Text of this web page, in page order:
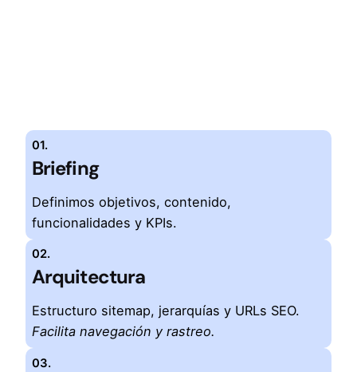
01.
Briefing
Definimos objetivos, contenido,
funcionalidades y KPIs.
02.
Arquitectura
Estructuro sitemap, jerarquías y URLs SEO.
Facilita navegación y rastreo.
03.